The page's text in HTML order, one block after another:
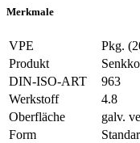
Merkmale
VPE
Pkg.
Produkt
DIN-ISO-ART
963
Werkstoff
4.8
Oberfläche
galv.
Form